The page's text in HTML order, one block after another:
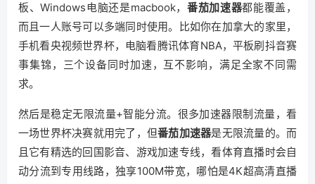
板、Windows电脑还是macbook， 番茄加速器都能覆盖，
而且一人账号可以多端同时使用。比如你在加拿大的家里，
手机看央视频世界杯，电脑看腾讯体育NBA，平板刷抖音赛
事集锦，三个设备同时加速，互不影响，满足全家不同需
求。
然后是稳定无限流量+智能分流。很多加速器限制流量，看
一场世界杯决赛就用完了，但番茄加速器是无限流量的。而
且它有精选的回国影音、游戏加速专线，看体育直播时会自
动分流到专用线路，独享100M带宽，哪怕是4K超高清直播